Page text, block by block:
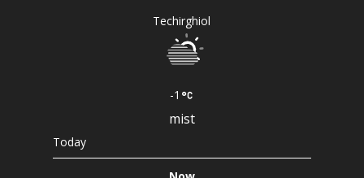
Techirghiol
-1
mist
Today